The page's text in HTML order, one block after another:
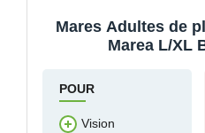
Mares Adultes de
Marea L/XL
POUR
Vision